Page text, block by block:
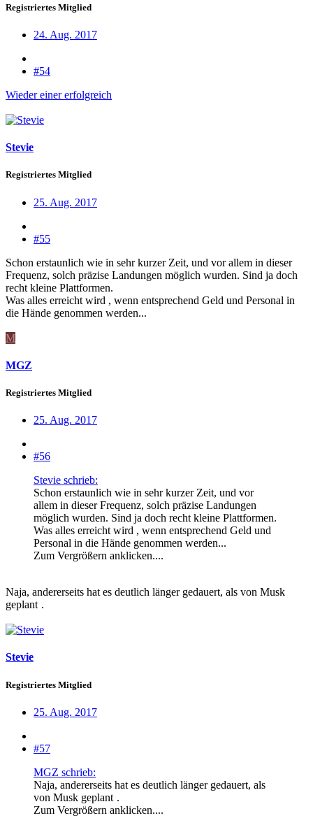
Registriertes Mitglied
24. Aug. 2017
#54
Wieder einer erfolgreich
Stevie
Registriertes Mitglied
25. Aug. 2017
#55
Schon erstaunlich wie in sehr kurzer Zeit, und vor allem in dieser
Frequenz, solch präzise Landungen möglich wurden. Sind ja doch
recht kleine Plattformen.
Was alles erreicht wird , wenn entsprechend Geld und Personal in
die Hände genommen werden...
M
MGZ
Registriertes Mitglied
25. Aug. 2017
#56
Stevie schrieb:
Schon erstaunlich wie in sehr kurzer Zeit, und vor
allem in dieser Frequenz, solch präzise Landungen
möglich wurden. Sind ja doch recht kleine Plattformen.
Was alles erreicht wird , wenn entsprechend Geld und
Personal in die Hände genommen werden...
Zum Vergrößern anklicken....
Naja, andererseits hat es deutlich länger gedauert, als von Musk
geplant .
Stevie
Registriertes Mitglied
25. Aug. 2017
#57
MGZ schrieb:
Naja, andererseits hat es deutlich länger gedauert, als
von Musk geplant .
Zum Vergrößern anklicken....